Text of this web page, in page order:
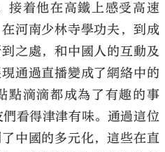
接着他在高鐵上感受高速
河南少林寺學功夫，到成
之處，和中國人的互動及
通過直播變成了網絡中的
點滴滴都成為了有趣的事
看得津津有味。通過這位
中國的多元化，這些在直